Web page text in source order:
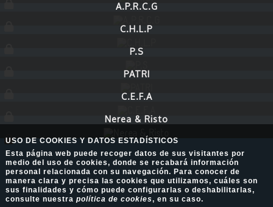
A.P.R.C.G
C.H.L.P
P.S
PATRI
C.E.F.A
Nerea & Risto
USO DE COOKIES Y DATOS ESTADÍSTICOS
Esta página web puede recoger datos de sus visitantes por
medio del uso de cookies, donde se recabará información
personal relacionada con su navegación. Para conocer de
manera clara y precisa las cookies que utilizamos, cuáles son
sus finalidades y cómo puede configurarlas o deshabilitarlas,
consulte nuestra política de cookies, en su caso.